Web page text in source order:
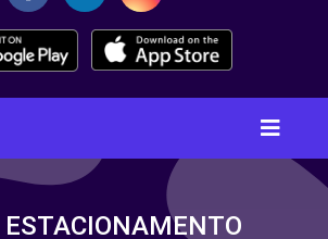
ESTACIONAMENTO